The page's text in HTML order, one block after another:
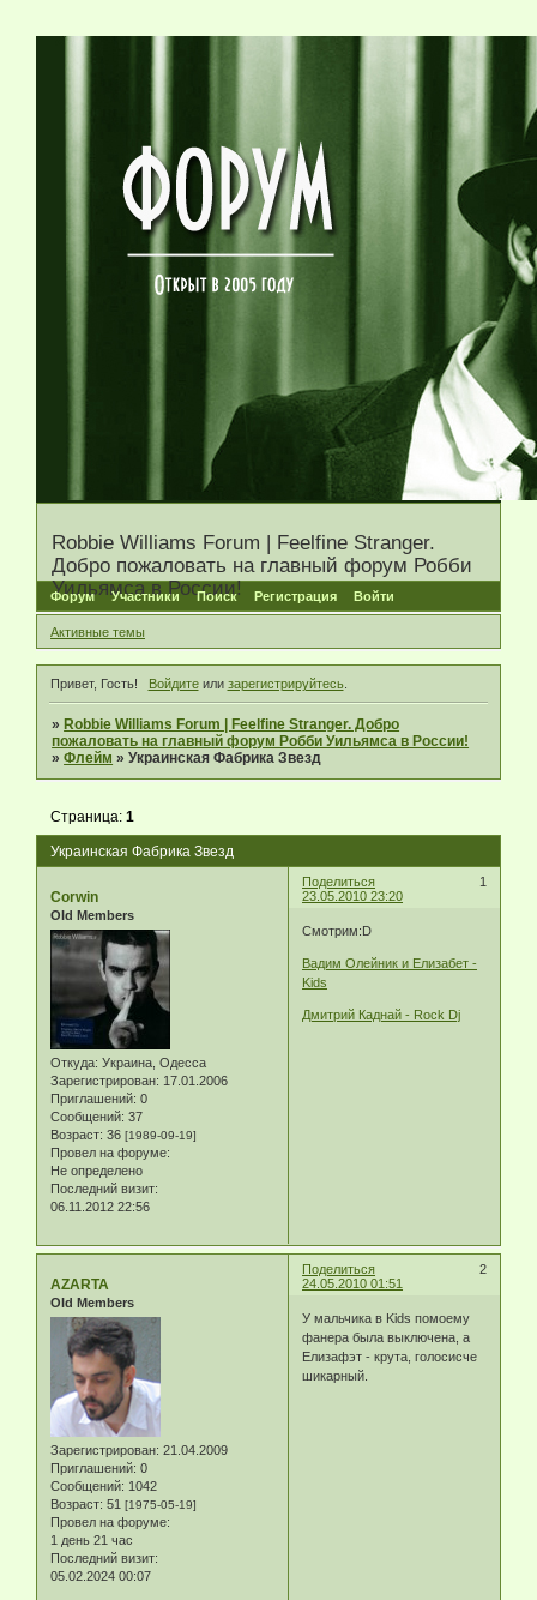
Robbie Williams Forum | Feelfine Stranger.
Добро пожаловать на главный форум Робби
Уильямса в России!
Форум Участники Поиск Регистрация Войти
Активные темы
Привет, Гость! Войдитеили зарегистрируйтесь.
» Robbie Williams Forum | Feelfine Stranger. Добро
пожаловать на главный форум Робби Уильямса в России!
»Флейм »Украинская Фабрика Звезд
Украинская Фабрика Звезд
Страница:1
Поделиться
1
23.05.2010 23:20
Corwin
Old Members
Откуда: Украина, Одесса
Зарегистрирован: 17.01.2006
Приглашений: 0
Сообщений: 37
Возраст: 36 [1989-09-19]
Провел на форуме:
Не определено
Последний визит:
06.11.2012 22:56
Смотрим:D
Вадим Олейник и Елизабет -
Kids
Дмитрий Каднай - Rock Dj
Поделиться
2
24.05.2010 01:51
AZARTA
Old Members
Зарегистрирован: 21.04.2009
Приглашений: 0
Сообщений: 1042
Возраст: 51 [1975-05-19]
Провел на форуме:
1 день 21 час
Последний визит:
05.02.2024 00:07
У мальчика в Kids помоему
фанера была выключена, а
Елизафэт - крута, голосисче
шикарный.